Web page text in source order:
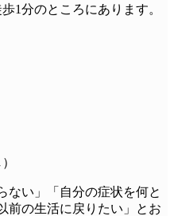
1分のところにあります。
ない」「自分の症状を何と
前の生活に戻りたい」とお